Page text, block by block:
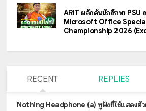
ARIT ผลักดันนักศึกษา PSU
Microsoft Office
Championship 2026
RECENT REPLIES
Nothing Headphone (a) หูฟังที่ใช้แสดงตัว